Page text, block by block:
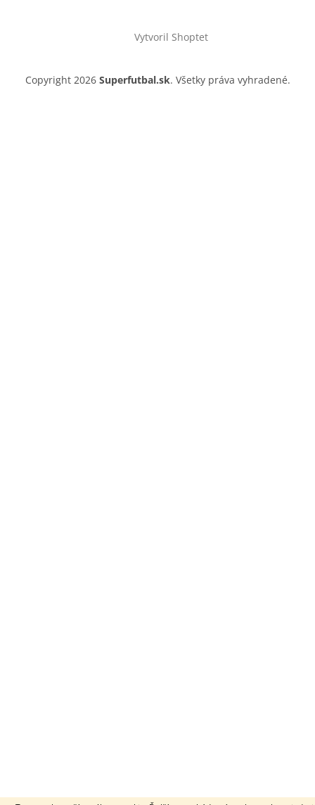
Vytvoril Shoptet
Copyright 2026 Superfutbal.sk. Všetky práva vyhradené.